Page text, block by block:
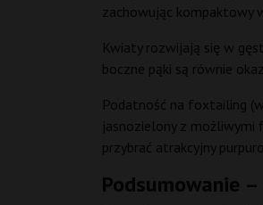
zachowując kompaktowy
Kwiaty rozwijają się w
boczne pąki są równie
Podatność na foxtailing
jasnozielony z możliwymi
przybrać atrakcyjny
Podsumowanie